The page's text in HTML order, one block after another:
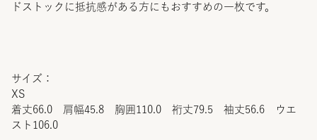
ドストックに抵抗感がある方にもおすすめの一枚です。
サイズ：
XS
着丈66.0 肩幅45.8 胸囲110.0 裄丈79.5 袖丈56.6 ウエ
スト106.0